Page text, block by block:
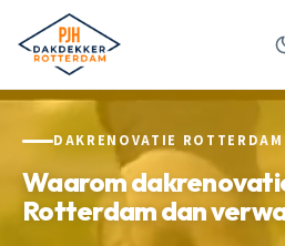
DAKRENOVATIE ROTTERDAM
Waarom
Rotterdam dan